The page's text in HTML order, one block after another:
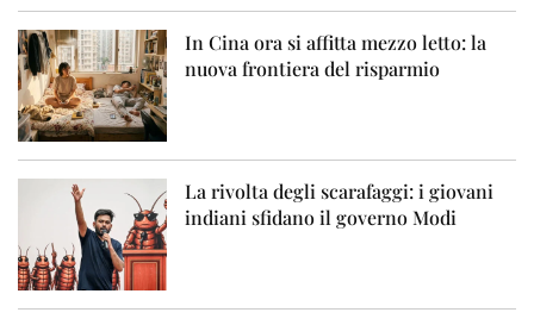
In Cina ora si affitta mezzo letto: la
nuova frontiera del risparmio
La rivolta degli scarafaggi: i giovani
indiani sfidano il governo Modi